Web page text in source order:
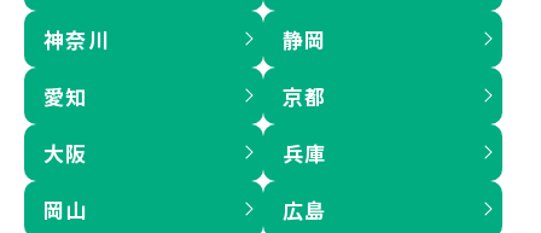
神奈川
静岡
愛知
京都
大阪
兵庫
岡山
広島